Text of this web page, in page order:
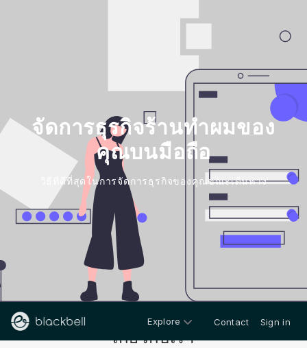
จัดการธุรกิจร้านทำผมของ
คุณบนมือถือ
วิธีที่ดีที่สุดในการจัดการธุรกิจของคุณขณะเดินทาง
Explore Contact Sign in
เกี่ยวกับเรา